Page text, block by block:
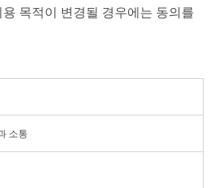
목적이 변경될 경우에는 동의를
소통